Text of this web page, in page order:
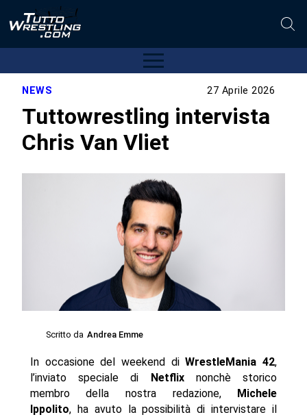
NEWS 27 Aprile 2026
Tuttowrestling intervista
Chris Van Vliet
Scritto da Andrea Emme
In occasione del weekend diWrestleMania 42,
l’inviato speciale di
Netflixnonchè storico
membro della nostra redazione,
Michele
Ippolito, ha avuto la possibilità di intervistare il